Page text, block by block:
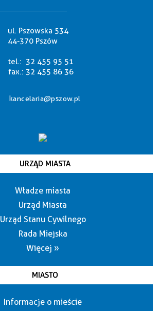
ul. Pszowska 534
44-370 Pszów
tel.: 32 455 95 51
fax.: 32 455 86 36
kancelaria@pszow.pl
URZĄD MIASTA
Władze miasta
Urząd Miasta
Urząd Stanu Cywilnego
Rada Miejska
Więcej »
MIASTO
Informacje o mieście